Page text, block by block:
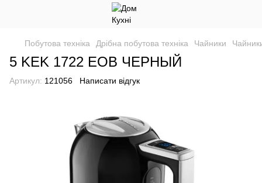
Побутова техніка Дрібна побутова техніка Чайники
5 KEK 1722 EOB ЧЕРНЫЙ
Артикул: 121056 Написати відгук